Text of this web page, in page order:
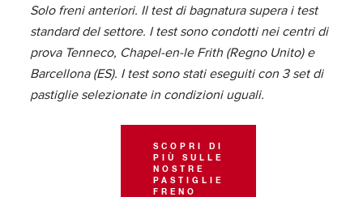
Solo freni anteriori. Il test di bagnatura supera i test
standard del settore. I test sono condotti nei centri di
prova Tenneco, Chapel-en-le Frith (Regno Unito) e
Barcellona (ES). I test sono stati eseguiti con 3 set di
pastiglie selezionate in condizioni uguali.
SCOPRI DI
PIÙ SULLE
NOSTRE
PASTIGLIE
FRENO